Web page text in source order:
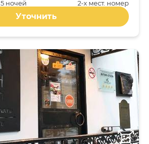
2-x мест. номер
5 ночей
Уточнить